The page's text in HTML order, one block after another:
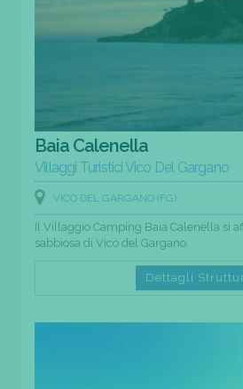
Baia Calenella
Villaggi Turistici Vico Del Gargano
VICO DEL GARGANO (FG)
Il Villaggio Camping Baia Calenella si
sabbiosa di Vico del Gargano.
Dettagli